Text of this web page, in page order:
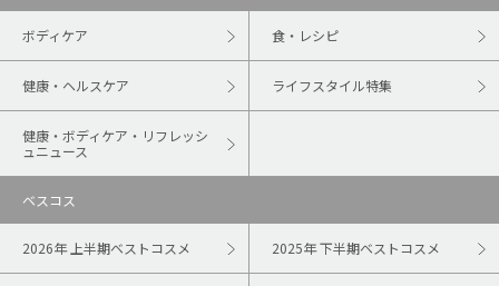
ボディケア 食・レシピ
健康・ヘルスケア ライフスタイル特集
健康・ボディケア・リフレッシ
ュニュース
ベスコス
2026年 上半期ベストコスメ 2025年 下半期ベストコスメ